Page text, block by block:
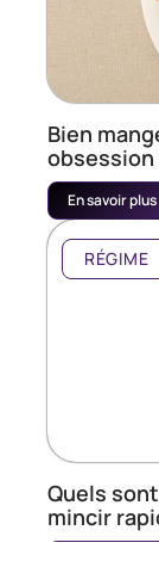
Bien
obsession
En savoir plus
RÉGIME
Quels
mincir